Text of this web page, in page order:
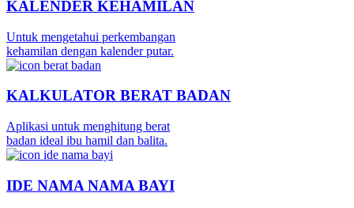
KALENDER KEHAMILAN
Untuk mengetahui perkembangan
kehamilan dengan kalender putar.
KALKULATOR BERAT BADAN
Aplikasi untuk menghitung berat
badan ideal ibu hamil dan balita.
IDE NAMA NAMA BAYI